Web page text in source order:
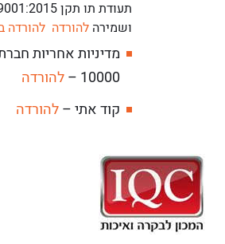
ושמירה להורדה להורדה
מדיניות אחריות
10000 –
להורדה
קוד אתי –להורדה